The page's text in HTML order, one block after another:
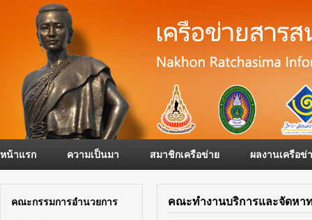
หน้าแรก ความเป็นมา สมาชิกเครือข่าย ผลงานเครือข่
คณะกรรมการอำนวยการ คณะทำงานบริการและจัดหา